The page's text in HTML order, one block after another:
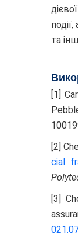
та
[1]
[2]
cial
[3]